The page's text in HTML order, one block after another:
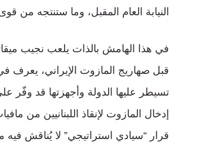
النيابة العام المقبل، وما ستنتجه من
في هذا الهامش بالذات يلعب نجيب
قبل صهاريج المازوت الإيراني، يعرف
تسيطر عليها الدولة وأجهزتها قد وفّر
إدخال المازوت لإنقاذ اللبنانيين من
قرار “سيادي استراتيجي” لا يُناقش فيه